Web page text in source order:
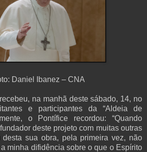
Daniel Ibanez – CNA
na manhã deste sábado, 14, no
e participantes da “Aldeia de
o Pontífice recordou: “Quando
deste projeto com muitas outras
desta sua obra, pela primeira vez, não
a minha difidência sobre o que o Espírito